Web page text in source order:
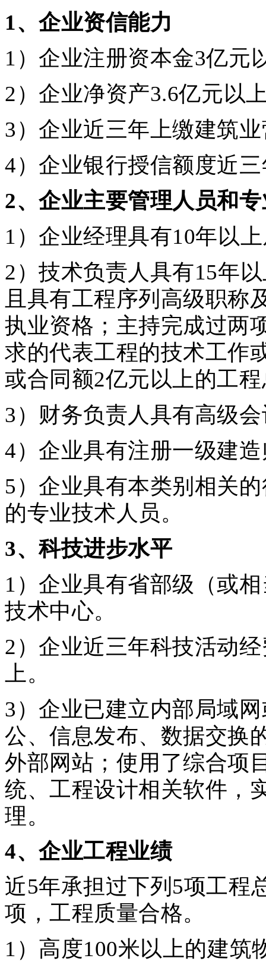
1、企业资信能力
1）企业注册资本金3亿元
2）企业净资产3.6亿元以
3）企业近三年上缴建筑
4）企业银行授信额度近
2、企业主要管理人员和
1）企业经理具有10年以
2）技术负责人具有15年
且具有工程序列高级职称
执业资格；主持完成过两
求的代表工程的技术工作
或合同额2亿元以上的工
3）财务负责人具有高级
4）企业具有注册一级建
5）企业具有本类别相关
的专业技术人员。
3、科技进步水平
1）企业具有省部级（或
技术中心。
2）企业近三年科技活动
上。
3）企业已建立内部局域
公、信息发布、数据交换
外部网站；使用了综合项
统、工程设计相关软件，
理。
4、企业工程业绩
近5年承担过下列5项工程
项，工程质量合格。
1）高度100米以上的建筑